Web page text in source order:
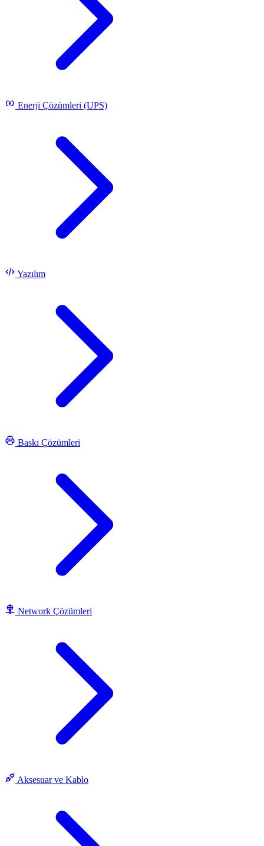
Enerji Çözümleri (UPS)
Yazılım
Baskı Çözümleri
Network Çözümleri
Aksesuar ve Kablo